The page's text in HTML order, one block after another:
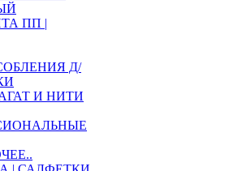
ПП |
Д/
И НИТИ